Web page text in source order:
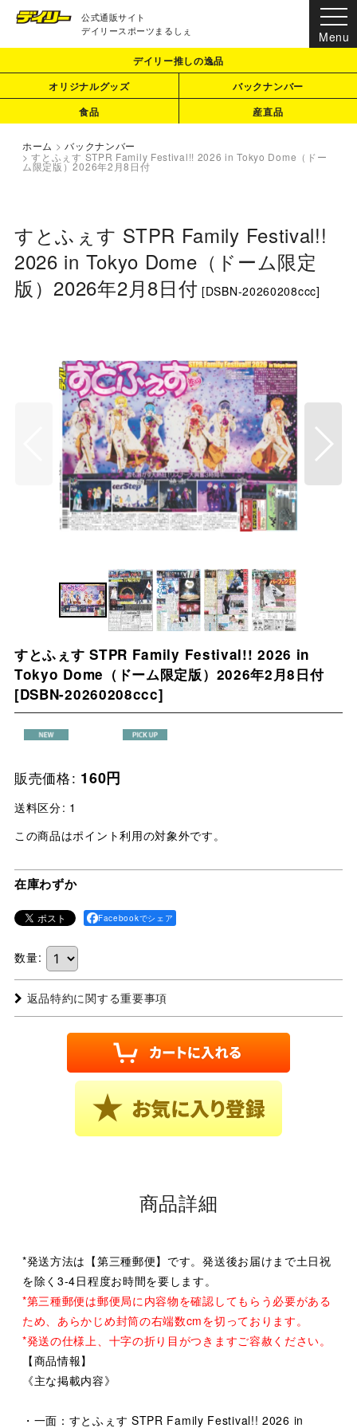
公式通販サイト
デイリースポーツまるしぇ
デイリー推しの逸品
オリジナルグッズ
バックナンバー
食品
産直品
ホーム > バックナンバー
> すとふぇす STPR Family Festival!! 2026 in Tokyo Dome（ドー
ム限定版）2026年2月8日付
すとふぇす STPR Family Festival!!
2026 in Tokyo Dome（ドーム限定
版）2026年2月8日付 [DSBN-20260208ccc]
すとふぇす STPR Family Festival!! 2026 in
Tokyo Dome（ドーム限定版）2026年2月8日付
[DSBN-20260208ccc]
販売価格: 160円
送料区分: 1
この商品はポイント利用の対象外です。
在庫わずか
Facebookでシェア
数量:
返品特約に関する重要事項
商品詳細
*発送方法は【第三種郵便】です。発送後お届けまで土日祝
を除く3-4日程度お時間を要します。
*第三種郵便は郵便局に内容物を確認してもらう必要がある
ため、あらかじめ封筒の右端数cmを切っております。
*発送の仕様上、十字の折り目がつきますご容赦ください。
【商品情報】
《主な掲載内容》
・一面：すとふぇす STPR Family Festival!! 2026 in